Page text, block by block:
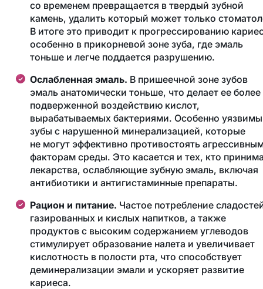
со временем превращается в твердый зубной
камень, удалить который может только
В итоге это приводит к прогрессированию
особенно в прикорневой зоне зуба, где эмаль
тоньше и легче поддается разрушению.
Ослабленная эмаль. В пришеечной зоне зубов
эмаль анатомически тоньше, что делает ее более
подверженной воздействию кислот,
вырабатываемых бактериями. Особенно уязвимы
зубы с нарушенной минерализацией, которые
не могут эффективно противостоять
факторам среды. Это касается и тех, кто
лекарства, ослабляющие зубную эмаль, включая
антибиотики и антигистаминные препараты.
Рацион и питание. Частое потребление
газированных и кислых напитков, а также
продуктов с высоким содержанием углеводов
стимулирует образование налета и увеличивает
кислотность в полости рта, что способствует
деминерализации эмали и ускоряет развитие
кариеса.